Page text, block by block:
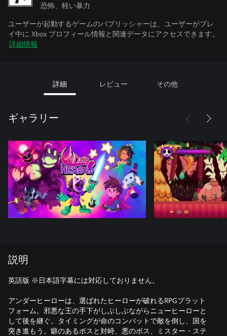
恐怖、軽い暴力
ユーザーが起動するゲームのパブリッシャーは、ユーザーがプレ
イ中に Xbox プロフィール情報と関連データにアクセスできます。
詳細情報
詳細 レビュー その他
ギャラリー
説明
英語版 ※日本語字幕には対応しておりません。
アンダーヒーローは、選ばれたヒーローが破れるRPGプラット
フォーム。邪悪な王の手下がしぶしぶながらニューヒーローと
して後を継ぐ。タイミングが命のコンバットで敵を倒し、国を
突き進もう。癖のあるボスと対峙、悪のボス、ミスター・ステ